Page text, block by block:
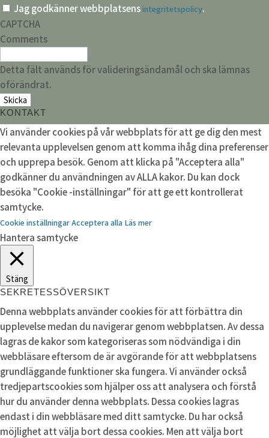
Jag godkänner webbplatsensintegritetspolicy.
CAPTCHA
Comments
Detta fält används för valideringsändamål och ska lämnas
oförändrat.
KONTAKT
Vi använder cookies på vår webbplats för att ge dig den mest
relevanta upplevelsen genom att komma ihåg dina preferenser
och upprepa besök. Genom att klicka på "Acceptera alla"
godkänner du användningen av ALLA kakor. Du kan dock
besöka "Cookie -inställningar" för att ge ett kontrollerat
samtycke.
Cookie inställningarAcceptera alla Läs mer
Hantera samtycke
Stäng
SEKRETESSÖVERSIKT
Denna webbplats använder cookies för att förbättra din
upplevelse medan du navigerar genom webbplatsen. Av dessa
lagras de kakor som kategoriseras som nödvändiga i din
webbläsare eftersom de är avgörande för att webbplatsens
grundläggande funktioner ska fungera. Vi använder också
tredjepartscookies som hjälper oss att analysera och förstå
hur du använder denna webbplats. Dessa cookies lagras
endast i din webbläsare med ditt samtycke. Du har också
möjlighet att välja bort dessa cookies. Men att välja bort